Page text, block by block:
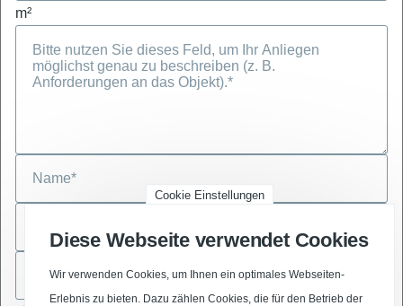
m²
Cookie Einstellungen
Diese Webseite verwendet Cookies
Wir verwenden Cookies, um Ihnen ein optimales Webseiten-
Erlebnis zu bieten. Dazu zählen Cookies, die für den Betrieb der